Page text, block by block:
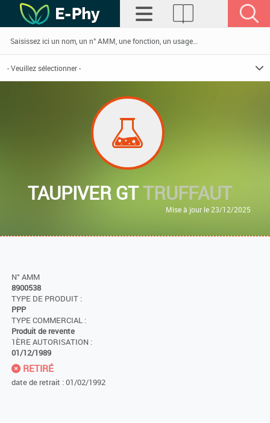
TAUPIVER GTTRUFFAUT
Mise à jour le 23/12/2025
N° AMM
8900538
TYPE DE PRODUIT :
PPP
TYPE COMMERCIAL :
Produit de revente
1ÈRE AUTORISATION :
01/12/1989
RETIRÉ
date de retrait : 01/02/1992